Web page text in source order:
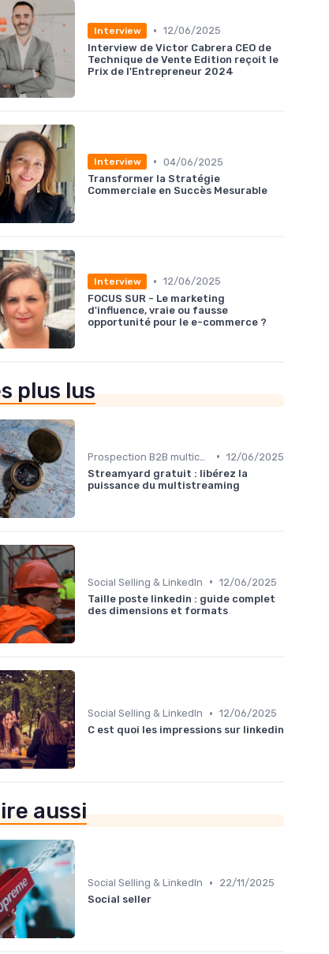
Interview • 12/06/2025
Interview de Victor Cabrera CEO de
Technique de Vente Edition reçoit le
Prix de l'Entrepreneur 2024
Interview • 04/06/2025
Transformer la Stratégie
Commerciale en Succès Mesurable
Interview • 12/06/2025
FOCUS SUR - Le marketing
d'influence, vraie ou fausse
opportunité pour le e-commerce ?
plus lus
• 12/06/2025
Streamyard gratuit : libérez la
puissance du multistreaming
Social Selling & LinkedIn • 12/06/2025
Taille poste linkedin : guide complet
des dimensions et formats
Social Selling & LinkedIn • 12/06/2025
C est quoi les impressions sur linkedin
aussi
Social Selling & LinkedIn •
22/11/2025
Social seller